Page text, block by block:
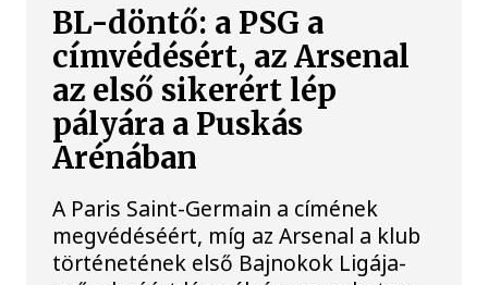
BL-döntő: a PSG a
címvédésért, az Arsenal
az első sikerért lép
pályára a Puskás
Arénában
A Paris Saint-Germain a címének
megvédéséért, míg az Arsenal a klub
történetének első Bajnokok Ligája-